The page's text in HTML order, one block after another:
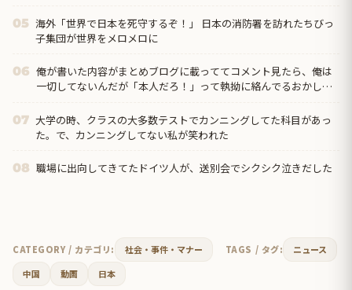
05 海外「世界で日本を死守するぞ！」 日本の消防署を訪れたちびっ
子集団が世界をメロメロに
06 俺が書いた内容がまとめブログに載っててコメント見たら、俺は
一切してないんだが「本人だろ！」って執拗に絡んでるおかしな
07 大学の時、クラスの大多数テストでカンニングしてた科目があっ
た。で、カンニングしてない私が笑われた
08 職場に出向してきてたドイツ人が、送別会でシクシク泣きだした
CATEGORY / カテゴリ: 社会・事件・マナー TAGS / タグ:
ニュース
中国
動画 日本